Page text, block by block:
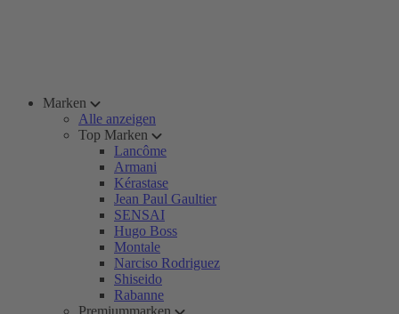
Marken
Alle anzeigen
Top Marken
Lancôme
Armani
Kérastase
Jean Paul Gaultier
SENSAI
Hugo Boss
Montale
Narciso Rodriguez
Shiseido
Rabanne
Premiummarken